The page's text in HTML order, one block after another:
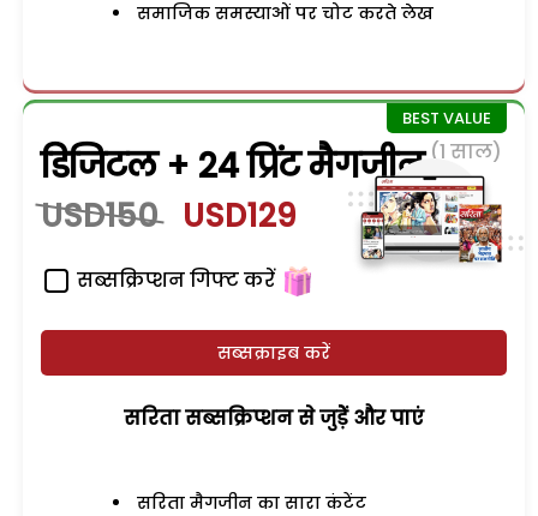
समाजिक समस्याओं पर चोट करते लेख
डिजिटल + 24 प्रिंट मैगजीन (1 साल)
USD150 USD129
सब्सक्रिप्शन गिफ्ट करें
सब्सक्राइब करें
सरिता सब्सक्रिप्शन से जुड़ेें और पाएं
सरिता मैगजीन का सारा कंटेंट